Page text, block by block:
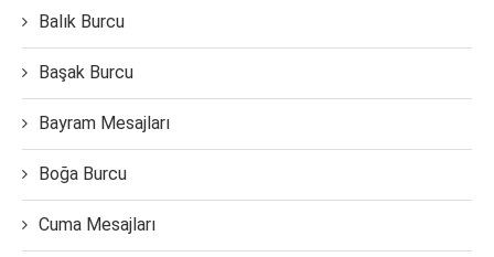
Balık Burcu
Başak Burcu
Bayram Mesajları
Boğa Burcu
Cuma Mesajları